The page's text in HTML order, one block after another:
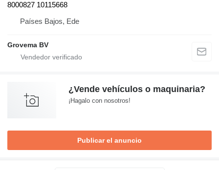
8000827 10115668
Países Bajos, Ede
Grovema BV
¿Vende vehículos o maquinaria?
¡Hagalo con nosotros!
Publicar el anuncio